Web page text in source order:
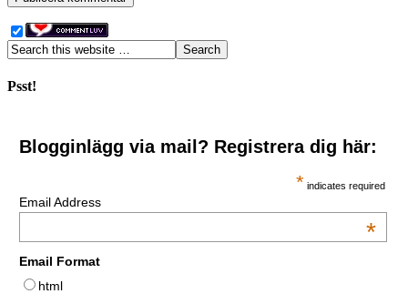
Psst!
Blogginlägg via mail? Registrera dig här:
* indicates required
Email Address
*
Email Format
html